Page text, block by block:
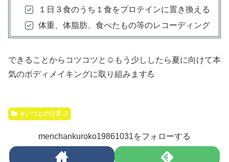
１日３食のうち１食をプロテインに置き換える
体重、体脂肪、食べたもの等のレコーディング
できることからコツコツと☺️もう少ししたら夏に向けて本
気のボディメイキングに取り組みます💪
☀️いつもの日常🌙
menchankuroko19861031をフォローする